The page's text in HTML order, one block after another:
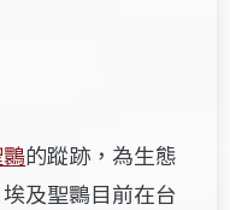
的蹤跡，為生態
及聖䴉目前在台